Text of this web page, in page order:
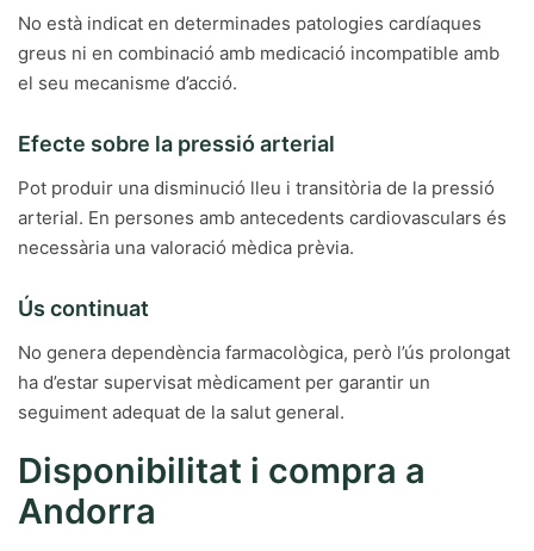
No està indicat en determinades patologies cardíaques
greus ni en combinació amb medicació incompatible amb
el seu mecanisme d’acció.
Efecte sobre la pressió arterial
Pot produir una disminució lleu i transitòria de la pressió
arterial. En persones amb antecedents cardiovasculars és
necessària una valoració mèdica prèvia.
Ús continuat
No genera dependència farmacològica, però l’ús prolongat
ha d’estar supervisat mèdicament per garantir un
seguiment adequat de la salut general.
Disponibilitat i compra a
Andorra